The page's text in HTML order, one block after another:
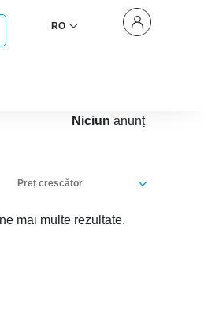
RO
Niciun anunț
Preț crescător
mai multe rezultate.